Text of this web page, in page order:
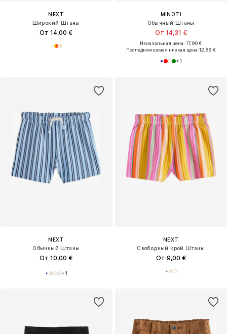
NEXT
Широкий Штаны
От 14,00 €
MINOTI
Обычный Штаны
От 14,31 €
Изначальная цена: 17,90 €
Последняя самая низкая цена:12,88 €
+1
NEXT
Обычный Штаны
От 10,00 €
+1
NEXT
Свободный крой Штаны
От 9,00 €